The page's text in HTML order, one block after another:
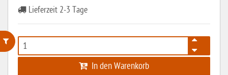
ohne Weizenstärke
Lieferzeit 2-3 Tage
In den Warenkorb